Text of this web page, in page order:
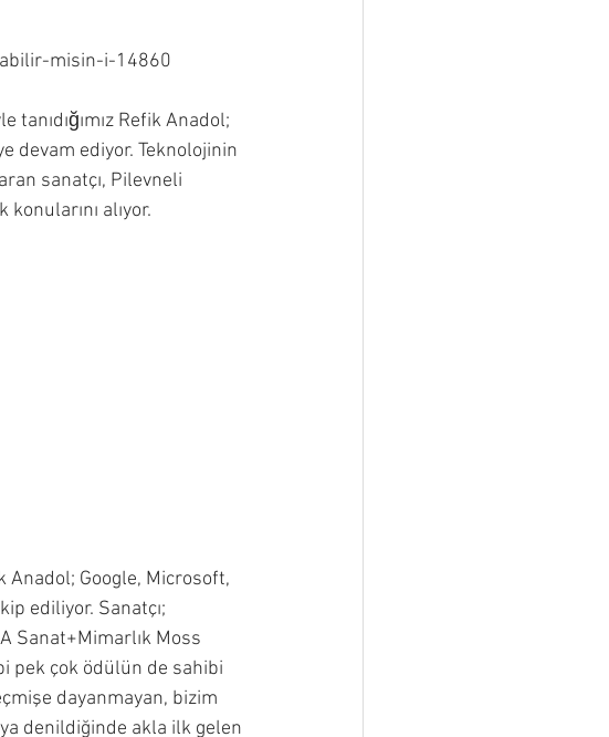
misin-i-14860
tanıdığımız Refik Anadol;
devam ediyor. Teknolojinin
sanatçı, Pilevneli
konularını alıyor.
ediliyor. Sanatçı;
Sanat+Mimarlık Moss
pek çok ödülün de sahibi
dayanmayan, bizim
denildiğinde akla ilk gelen